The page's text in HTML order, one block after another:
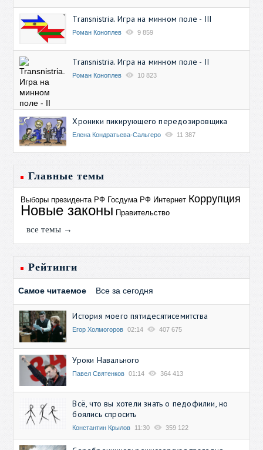
Transnistria. Игра на минном поле - III
Роман Коноплев 9 859
Transnistria. Игра на минном поле - II
Роман Коноплев 10 823
Хроники пикирующего передозировщика
Елена Кондратьева-Сальгеро 11 387
Главные темы
Выборы президента РФ Госдума РФ Интернет Коррупция
Новые законы Правительство
все темы →
Рейтинги
Самое читаемое Все за сегодня
История моего пятидесятисемитства
Егор Холмогоров 02:14 407 675
Уроки Навального
Павел Святенков 01:14 364 413
Всё, что вы хотели знать о педофилии, но
боялись спросить
Константин Крылов 11:30 359 122